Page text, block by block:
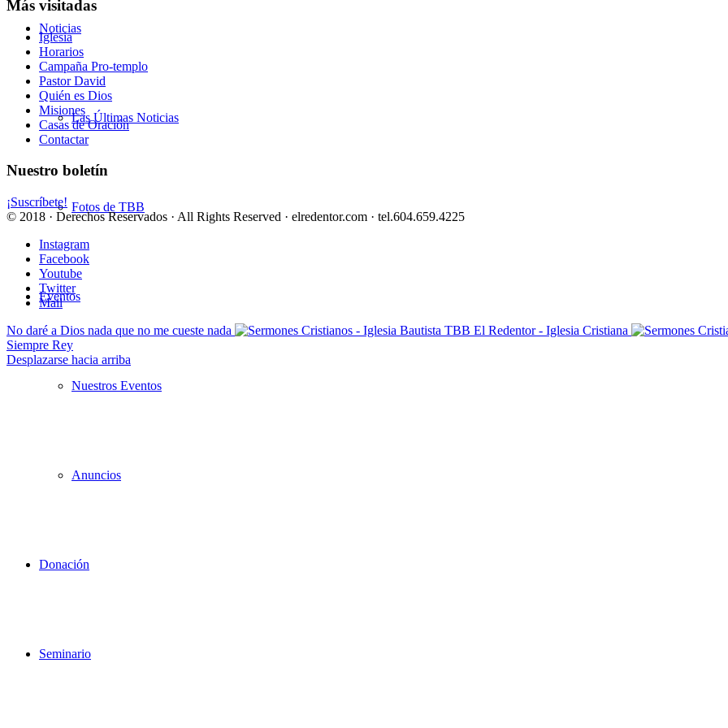
Noticias
Las Últimas Noticias
Fotos de TBB
Eventos
Nuestros Eventos
Anuncios
Donación
Seminario
Más visitadas
Iglesia
Horarios
Campaña Pro-templo
Pastor David
Quién es Dios
Misiones
Casas de Oración
Contactar
Nuestro boletín
¡Suscríbete!
© 2018 · Derechos Reservados · All Rights Reserved · elredentor.com · tel.604.659.4225
Instagram
Facebook
Youtube
Twitter
Mail
No daré a Dios nada que no me cueste nada
Siempre Rey
Desplazarse hacia arriba